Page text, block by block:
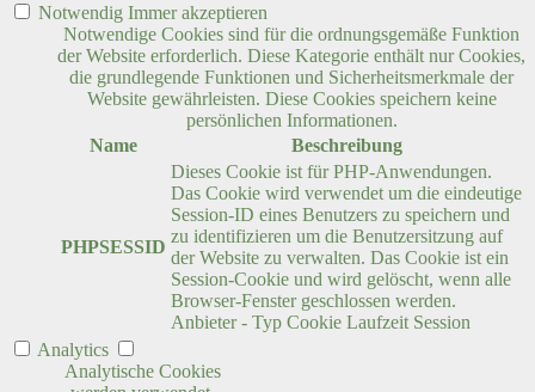
Notwendig Immer akzeptieren
Notwendige Cookies sind für die ordnungsgemäße Funktion
der Website erforderlich. Diese Kategorie enthält nur Cookies,
die grundlegende Funktionen und Sicherheitsmerkmale der
Website gewährleisten. Diese Cookies speichern keine
persönlichen Informationen.
Name
Beschreibung
PHPSESSID
Dieses Cookie ist für PHP-Anwendungen.
Das Cookie wird verwendet um die eindeutige
Session-ID eines Benutzers zu speichern und
zu identifizieren um die Benutzersitzung auf
der Website zu verwalten. Das Cookie ist ein
Session-Cookie und wird gelöscht, wenn alle
Browser-Fenster geschlossen werden.
Anbieter - Typ Cookie Laufzeit Session
Analytics
Analytische Cookies